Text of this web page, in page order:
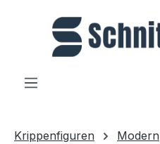
Zum Hauptinhalt springen
Krippenfiguren Modern